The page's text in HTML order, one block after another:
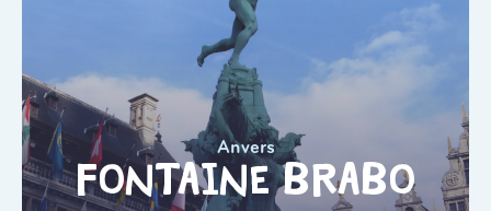
Anvers
Fontaine Brabo